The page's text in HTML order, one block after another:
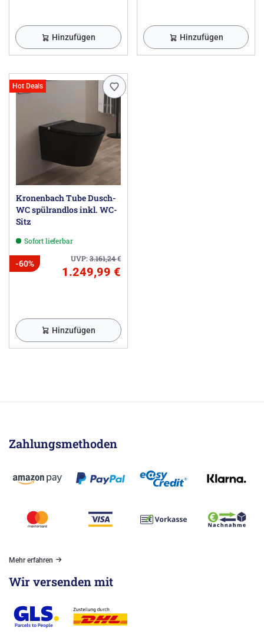
Hinzufügen Hinzufügen
Hot Deals
Kronenbach Tube Dusch-
WC spülrandlos inkl. WC-
Sitz
Sofort lieferbar
UVP:3.161,24€
-60%
1.249,99 €
Hinzufügen
Zahlungsmethoden
Mehr erfahren
Wir versenden mit